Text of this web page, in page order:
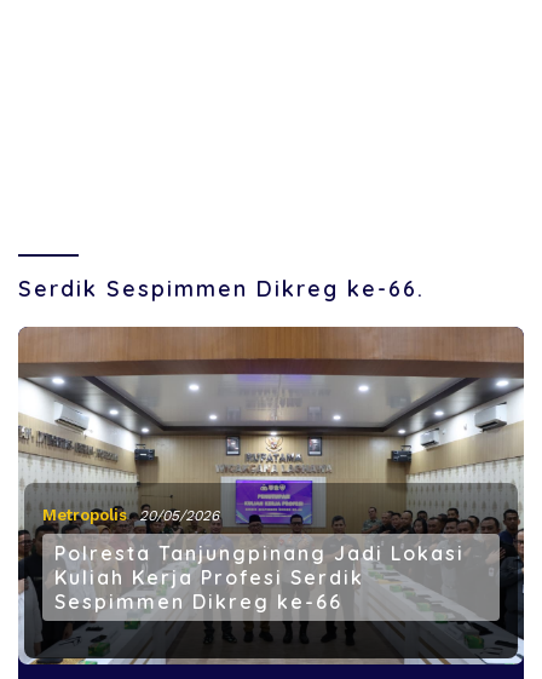
Serdik Sespimmen Dikreg ke-66.
Metropolis 20/05/2026
Polresta Tanjungpinang Jadi Lokasi
Kuliah Kerja Profesi Serdik
Sespimmen Dikreg ke-66